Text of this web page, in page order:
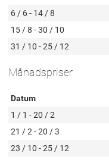
6 / 6 - 14 / 8
15 / 8 - 30 / 10
31 / 10 - 25 / 12
Månadspriser
Datum
1 / 1 - 20 / 2
21 / 2 - 20 / 3
23 / 10 - 25 / 12